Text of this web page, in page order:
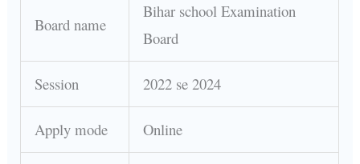
Board name
Bihar school Examination
Board
Session 2022 se 2024
Apply mode Online